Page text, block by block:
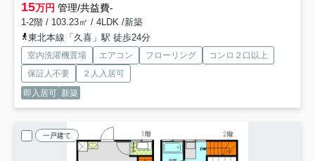
15万円 管理/共益費-
1-2階 / 103.23㎡ / 4LDK /新築
東北本線「久喜」駅 徒歩24分
室内洗濯機置場 エアコン フローリング
コンロ２口以上
保証人不要
２人入居可
即入居可 新築
一戸建て